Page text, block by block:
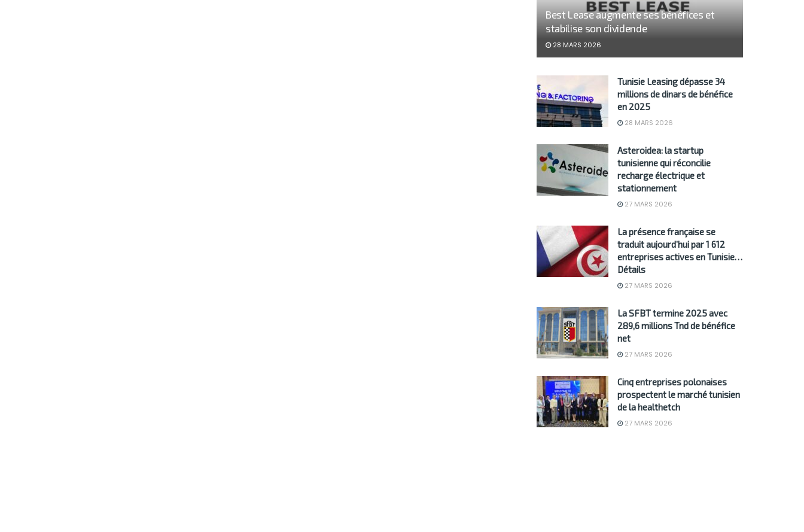
Best Lease augmente ses bénéfices et
stabilise son dividende
28 MARS 2026
Tunisie Leasing dépasse 34
millions de dinars de bénéfice
en 2025
28 MARS 2026
Asteroidea: la startup
tunisienne qui réconcilie
recharge électrique et
stationnement
27 MARS 2026
La présence française se
traduit aujourd’hui par 1 612
entreprises actives en Tunisie…
Détails
27 MARS 2026
La SFBT termine 2025 avec
289,6 millions Tnd de bénéfice
net
27 MARS 2026
Cinq entreprises polonaises
prospectent le marché tunisien
de la healthetch
27 MARS 2026